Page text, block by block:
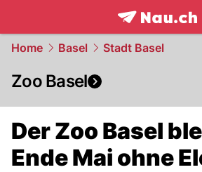
frontpage.
Home Basel Stadt Basel
Zoo Basel
Der Zoo Basel
Ende Mai ohne